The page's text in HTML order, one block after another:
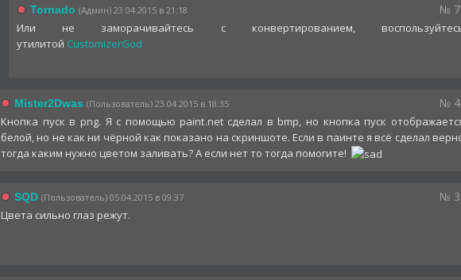
Tornado (Админ) 23.04.2015 в 21:18 № 7
Или не заморачивайтесь с конвертированием,
утилитой CustomizerGod
Mister2Dwas (Пользователь) 23.04.2015 в 18:35 № 4
Кнопка пуск в png. Я с помощью paint.net сделал в bmp, но кнопка пуск
белой, но не как ни чёрной как показано на скриншоте. Если в паинте я всё сделал
тогда каким нужно цветом заливать? А если нет то тогда помогите!
SQD (Пользователь) 05.04.2015 в 09:37 № 3
Цвета сильно глаз режут.